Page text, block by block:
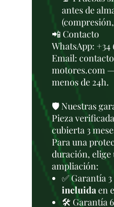
antes de
📲 Contacto
WhatsApp: +34
Email:
motores.com
menos de 24h.
🛡️ Nuestras
Pieza
cubierta 3
Para una
duración, elige
ampliación:
✅ Garantía
incluidaen
🛠️ Garantía